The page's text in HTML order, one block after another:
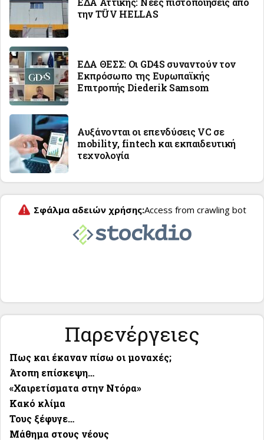
την TÜV HELLAS
ΕΔΑ ΘΕΣΣ: Οι GD4S συναντoύν τον
Εκπρόσωπο της Ευρωπαϊκής
Επιτροπής Diederik Samsom
Αυξάνονται οι επενδύσεις VC σε
mobility, fintech και εκπαιδευτική
τεχνολογία
Παρενέργειες
Πως και έκαναν πίσω οι μοναχές;
Άτοπη επίσκεψη…
«Χαιρετίσματα στην Ντόρα»
Κακό κλίμα
Τους ξέφυγε…
Μάθημα στους νέους